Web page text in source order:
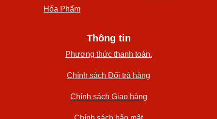
Hóa Phẩm
Thông tin
Phương thức thanh toán.
Chính sách Đổi trả hàng
Chính sách Giao hàng